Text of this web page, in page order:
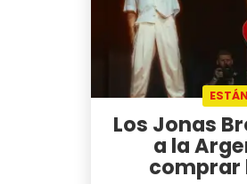
Los Jonas
a la
comprar